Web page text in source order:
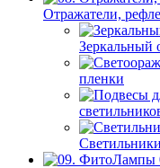
Отражатели,
Зеркальный
пленки